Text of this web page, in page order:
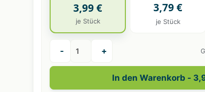
3,99 €
je Stück
3,79 €
je Stück
- +
In den Warenkorb -